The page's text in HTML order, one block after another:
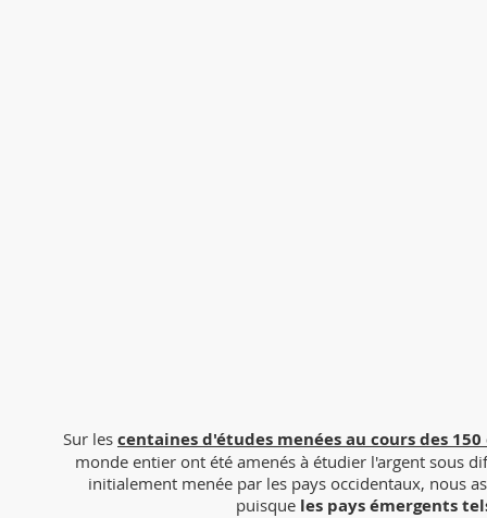
Sur les centaines d'études menées au cours des
monde entier ont été amenés à étudier l'argent sous
initialement menée par les pays occidentaux, nous
puisque les pays émergents